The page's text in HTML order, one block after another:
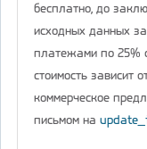
бесплатно, до
исходных данных
платежами по 25%
стоимость зависит
коммерческое
письмом на